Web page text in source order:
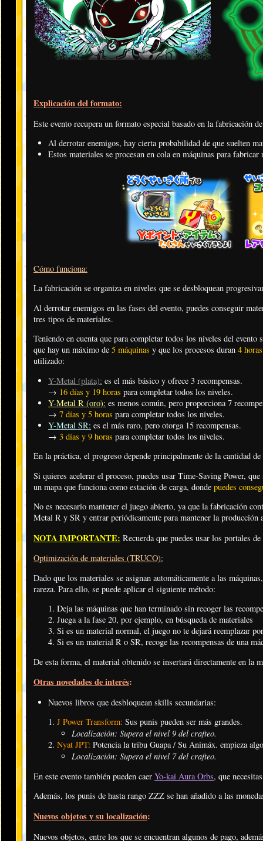
Explicación del formato:
Este evento recupera un formato especial basado en la fabricación
Al derrotar enemigos, hay cierta probabilidad de que suelten
Estos materiales se procesan en cola en máquinas para
Cómo funciona:
La fabricación se organiza en niveles que se desbloquean
Al derrotar enemigos en las fases del evento, puedes conseguir
tres tipos de materiales.
Teniendo en cuenta que para completar todos los niveles del evento
que hay un máximo de 5 máquinas y que los procesos duran 4 horas
utilizado:
Y-Metal (plata): es el más básico y ofrece 3 recompensas.
→ 16 días y 19 horas para completar todos los niveles.
Y-Metal R (oro): es menos común, pero proporciona 7
→ 7 días y 5 horas para completar todos los niveles.
Y-Metal SR: es el más raro, pero otorga 15 recompensas.
→ 3 días y 9 horas para completar todos los niveles.
En la práctica, el progreso depende principalmente de la cantidad
Si quieres acelerar el proceso, puedes usar Time-Saving Power, que
un mapa que funciona como estación de carga, donde puedes
No es necesario mantener el juego abierto, ya que la fabricación
Metal R y SR y entrar periódicamente para mantener la producción
NOTA IMPORTANTE: Recuerda que puedes usar los portales
Optimización de materiales (TRUCO):
Dado que los materiales se asignan automáticamente a las
rareza. Para ello, se puede aplicar el siguiente método:
Deja las máquinas que han terminado sin recoger las
Juega a la fase 20, por ejemplo, en búsqueda de materiales
Si es un material normal, el juego no te dejará reemplazar
Si es un material R o SR, recoge las recompensas de una
De esta forma, el material obtenido se insertará directamente en la
Otras novedades de interés:
Nuevos libros que desbloquean skills secundarias:
J Power Transform: Sus punis pueden ser más grandes.
Localización: Supera el nivel 9 del crafteo.
Nyat JPT: Potencia la tribu Guapa / Su Animáx. empieza
Localización: Supera el nivel 7 del crafteo.
En este evento también pueden caer Yo-kai Aura Orbs, que
Además, los punis de hasta rango ZZZ se han añadido a las
Nuevos objetos y su localización:
Nuevos objetos, entre los que se encuentran algunos de pago,